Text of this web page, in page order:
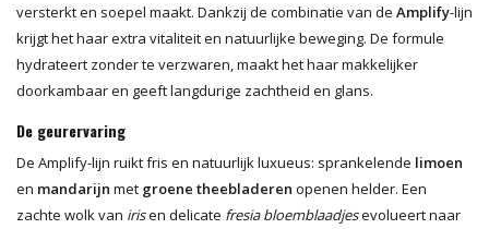
versterkt en soepel maakt. Dankzij de combinatie van de Amplify-lijn
krijgt het haar extra vitaliteit en natuurlijke beweging. De formule
hydrateert zonder te verzwaren, maakt het haar makkelijker
doorkambaar en geeft langdurige zachtheid en glans.
De geurervaring
De Amplify-lijn ruikt fris en natuurlijk luxueus: sprankelende limoen
en mandarijn met groene theebladeren openen helder. Een
zachte wolk van irisen delicate fresia bloemblaadjesevolueert naar